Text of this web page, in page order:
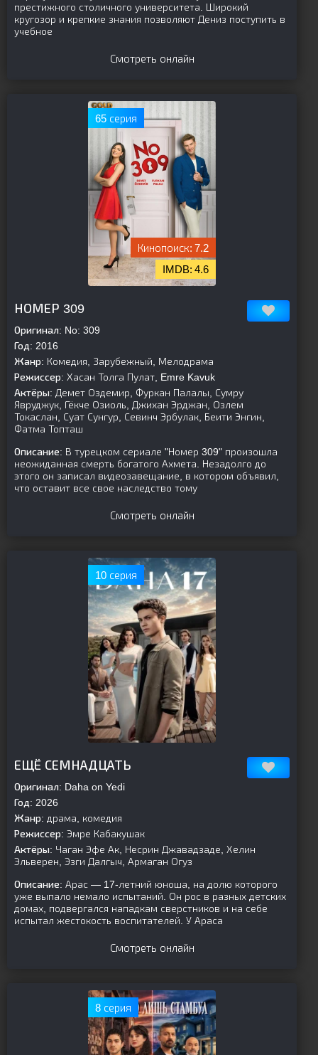
престижного столичного университета. Широкий
кругозор и крепкие знания позволяют Дениз поступить в
учебное
Смотреть онлайн
65 серия
7.2
4.6
НОМЕР 309
Оригинал: No: 309
Год: 2016
Жанр: Комедия, Зарубежный, Мелодрама
Режиссер: Хасан Толга Пулат, Emre Kavuk
Актёры: Демет Оздемир, Фуркан Палалы, Сумру
Явруджук, Гёкче Озиоль, Джихан Эрджан, Озлем
Токаслан, Суат Сунгур, Севинч Эрбулак, Беити Энгин,
Фатма Топташ
Описание: В турецком сериале "Номер 309" произошла
неожиданная смерть богатого Ахмета. Незадолго до
этого он записал видеозавещание, в котором объявил,
что оставит все свое наследство тому
Смотреть онлайн
10 серия
ЕЩЁ СЕМНАДЦАТЬ
Оригинал: Daha on Yedi
Год: 2026
Жанр: драма, комедия
Режиссер: Эмре Кабакушак
Актёры: Чаган Эфе Ак, Несрин Джавадзаде, Хелин
Эльверен, Эзги Далгыч, Армаган Огуз
Описание: Арас — 17-летний юноша, на долю которого
уже выпало немало испытаний. Он рос в разных детских
домах, подвергался нападкам сверстников и на себе
испытал жестокость воспитателей. У Араса
Смотреть онлайн
8 серия